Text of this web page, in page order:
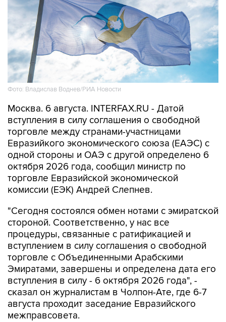
Фото: Владислав Воднев/РИА Новости
Москва. 6 августа. INTERFAX.RU - Датой
вступления в силу соглашения о свободной
торговле между странами-участницами
Евразийкого экономического союза (ЕАЭС) с
одной стороны и ОАЭ с другой определено 6
октября 2026 года, сообщил министр по
торговле Евразийской экономической
комиссии (ЕЭК) Андрей Слепнев.
"Сегодня состоялся обмен нотами с эмиратской
стороной. Соответственно, у нас все
процедуры, связанные с ратификацией и
вступлением в силу соглашения о свободной
торговле с Объединенными Арабскими
Эмиратами, завершены и определена дата его
вступления в силу - 6 октября 2026 года", -
сказал он журналистам в Чолпон-Ате, где 6-7
августа проходит заседание Евразийского
межправсовета.